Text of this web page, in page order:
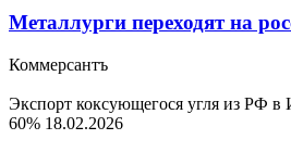
Металлурги переходят на
Коммерсантъ
Экспорт коксующегося угля из РФ
60% 18.02.2026